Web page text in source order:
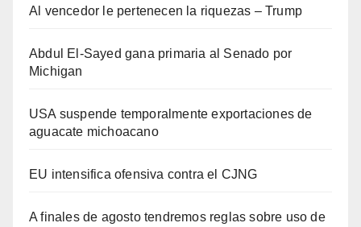
Al vencedor le pertenecen la riquezas – Trump
Abdul El-Sayed gana primaria al Senado por
Michigan
USA suspende temporalmente exportaciones de
aguacate michoacano
EU intensifica ofensiva contra el CJNG
A finales de agosto tendremos reglas sobre uso de